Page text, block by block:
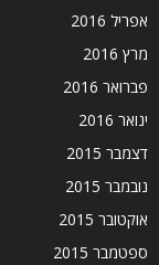
אפריל 2016
מרץ 2016
פברואר 2016
ינואר 2016
דצמבר 2015
נובמבר 2015
אוקטובר 2015
ספטמבר 2015